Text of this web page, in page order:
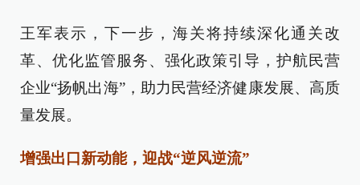
王军表示，下一步，海关将持续深化通关改
革、优化监管服务、强化政策引导，护航民营
企业“扬帆出海”，助力民营经济健康发展、高质
量发展。
增强出口新动能，迎战“逆风逆流”